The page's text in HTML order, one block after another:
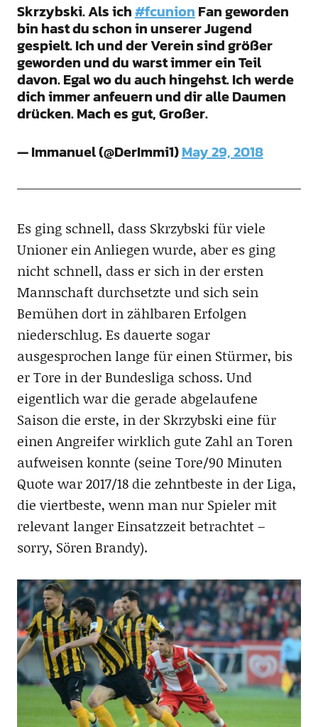
Skrzybski. Als ich#fcunionFan geworden
bin hast du schon in unserer Jugend
gespielt. Ich und der Verein sind größer
geworden und du warst immer ein Teil
davon. Egal wo du auch hingehst. Ich werde
dich immer anfeuern und dir alle Daumen
drücken. Mach es gut, Großer.
— Immanuel (@DerImmi1)May 29, 2018
Es ging schnell, dass Skrzybski für viele
Unioner ein Anliegen wurde, aber es ging
nicht schnell, dass er sich in der ersten
Mannschaft durchsetzte und sich sein
Bemühen dort in zählbaren Erfolgen
niederschlug. Es dauerte sogar
ausgesprochen lange für einen Stürmer, bis
er Tore in der Bundesliga schoss. Und
eigentlich war die gerade abgelaufene
Saison die erste, in der Skrzybski eine für
einen Angreifer wirklich gute Zahl an Toren
aufweisen konnte (seine Tore/90 Minuten
Quote war 2017/18 die zehntbeste in der Liga,
die viertbeste, wenn man nur Spieler mit
relevant langer Einsatzzeit betrachtet –
sorry, Sören Brandy).